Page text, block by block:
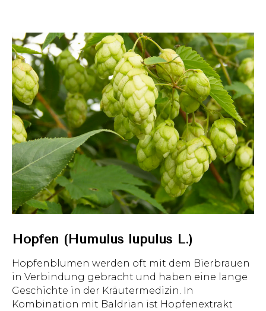
Hopfen (Humulus lupulus L.)
Hopfenblumen werden oft mit dem Bierbrauen
in Verbindung gebracht und haben eine lange
Geschichte in der Kräutermedizin. In
Kombination mit Baldrian ist Hopfenextrakt